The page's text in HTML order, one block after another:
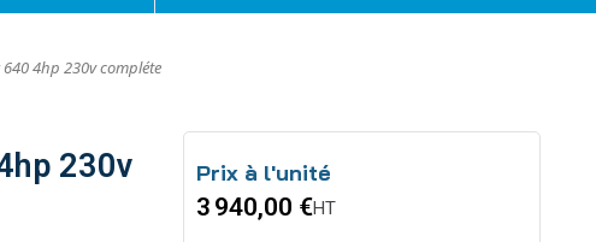
4hp 230v compléte
230v
Prix à l'unité
3 940,00 €HT